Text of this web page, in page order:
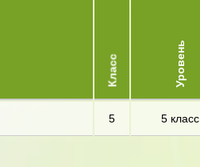
Класс Уровень
5 5 класс